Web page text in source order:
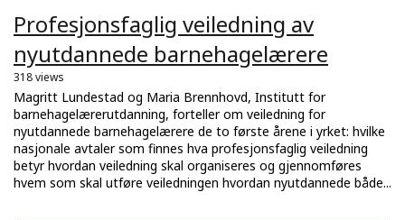
Profesjonsfaglig veiledning av
nyutdannede barnehagelærere
318 views
Magritt Lundestad og Maria Brennhovd, Institutt for
barnehagelærerutdanning, forteller om veiledning for
nyutdannede barnehagelærere de to første årene i yrket: hvilke
nasjonale avtaler som finnes hva profesjonsfaglig veiledning
betyr hvordan veiledning skal organiseres og gjennomføres
hvem som skal utføre veiledningen hvordan nyutdannede både...